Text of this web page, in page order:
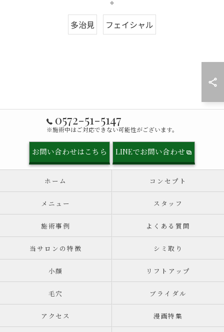
多治見 フェイシャル
0572-51-5147
※施術中はご対応できない可能性がございます。
お問い合わせはこちら LINEでお問い合わせ
ホーム コンセプト
メニュー スタッフ
施術事例 よくある質問
当サロンの特徴 シミ取り
小顔 リフトアップ
毛穴 ブライダル
アクセス 漫画特集